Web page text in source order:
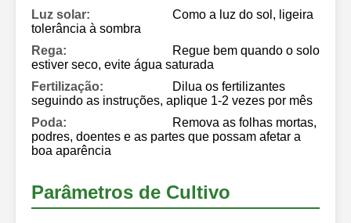
Luz solar:
Como a luz do sol, ligeira
tolerância à sombra
Rega:
Regue bem quando o solo
estiver seco, evite água saturada
Fertilização:
Dilua os fertilizantes
seguindo as instruções, aplique 1-2 vezes por mês
Poda:
Remova as folhas mortas,
podres, doentes e as partes que possam afetar a
boa aparência
Parâmetros de Cultivo